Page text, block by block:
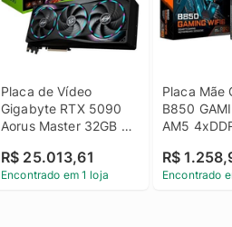
Placa de Vídeo
Gigabyte RTX 5090
Aorus Master 32GB
N5090AORUS M-
32GD
R$ 25.013,61
Encontrado em 1 loja
Placa Mãe
B850
AM5
R$
Encontrado